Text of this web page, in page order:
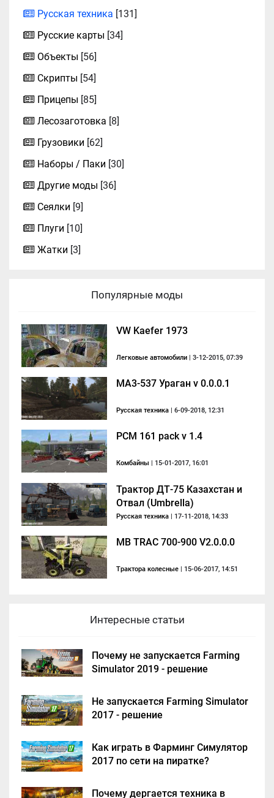
Русская техника [131]
Русские карты [34]
Объекты [56]
Скрипты [54]
Прицепы [85]
Лесозаготовка [8]
Грузовики [62]
Наборы / Паки [30]
Другие моды [36]
Сеялки [9]
Плуги [10]
Жатки [3]
Популярные моды
VW Kaefer 1973
Легковые автомобили | 3-12-2015, 07:39
MA3-537 Ураган v 0.0.0.1
Русская техника | 6-09-2018, 12:31
РСМ 161 pack v 1.4
Комбайны | 15-01-2017, 16:01
Трактор ДТ-75 Казахстан и
Отвал (Umbrella)
Русская техника | 17-11-2018, 14:33
MB TRAC 700-900 V2.0.0.0
Трактора колесные | 15-06-2017, 14:51
Интересные статьи
Почему не запускается Farming
Simulator 2019 - решение
Не запускается Farming Simulator
2017 - решение
Как играть в Фарминг Симулятор
2017 по сети на пиратке?
Почему дергается техника в